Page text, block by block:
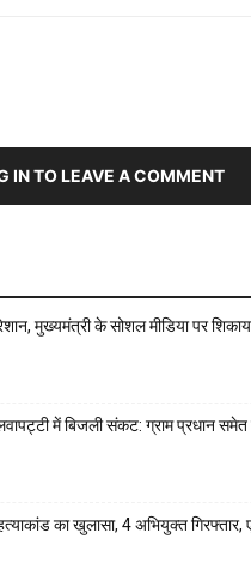
IN TO LEAVE A COMMENT
मुख्यमंत्री के सोशल मीडिया पर
में बिजली संकट: ग्राम प्रधान समेत
का खुलासा, 4 अभियुक्त गिरफ्तार,